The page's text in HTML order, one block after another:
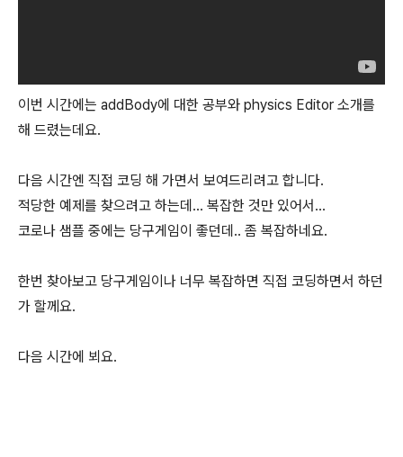
이번 시간에는 addBody에 대한 공부와 physics Editor 소개를
해 드렸는데요.
다음 시간엔 직접 코딩 해 가면서 보여드리려고 합니다.
적당한 예제를 찾으려고 하는데... 복잡한 것만 있어서...
코로나 샘플 중에는 당구게임이 좋던데.. 좀 복잡하네요.
한번 찾아보고 당구게임이나 너무 복잡하면 직접 코딩하면서 하던
가 할께요.
다음 시간에 뵈요.